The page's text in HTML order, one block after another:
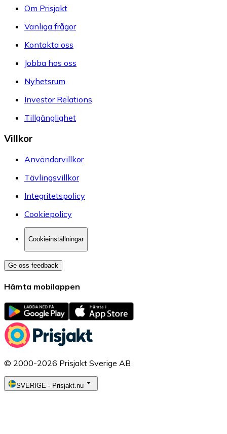
Om Prisjakt
Vanliga frågor
Kontakta oss
Jobba hos oss
Nyhetsrum
Investor Relations
Tillgänglighet
Villkor
Användarvillkor
Tävlingsvillkor
Integritetspolicy
Cookiepolicy
Cookieinställningar
Ge oss feedback
Hämta mobilappen
© 2000-2026 Prisjakt Sverige AB
SVERIGE - Prisjakt.nu